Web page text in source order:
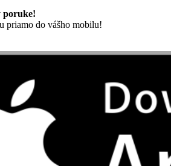
poruke!
priamo do vášho mobilu!